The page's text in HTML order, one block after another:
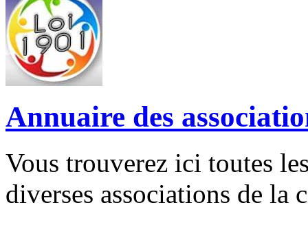
Annuaire des
Vous trouverez ici toutes
diverses associations de la